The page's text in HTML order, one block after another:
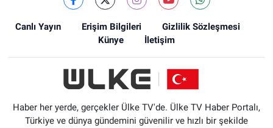
Canlı Yayın Erişim Bilgileri
Gizlilik Sözleşmesi
Künye
İletişim
Haber her yerde, gerçekler Ülke TV'de. Ülke TV Haber Portalı,
Türkiye ve dünya gündemini güvenilir ve hızlı bir şekilde